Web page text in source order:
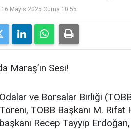
16 Mayıs 2025 Cuma 10:55
Maraş’ın Sesi!
ve Borsalar Birliği
TOBB Başkanı M. Rifat
Recep Tayyip